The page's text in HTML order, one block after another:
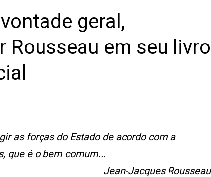
geral,
Rousseau em seu livro
as forças do Estado de acordo com a
que é o bem comum...
Jean-Jacques Rousseau